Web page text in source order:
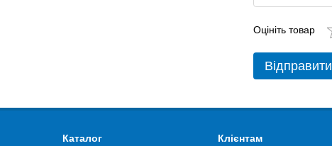
Оцініть товар
Відправити
Каталог Клієнтам